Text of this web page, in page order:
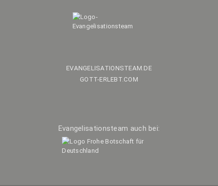
EVANGELISATIONSTEAM.DE
GOTT-ERLEBT.COM
Evan­ge­li­sa­ti­ons­team auch bei: